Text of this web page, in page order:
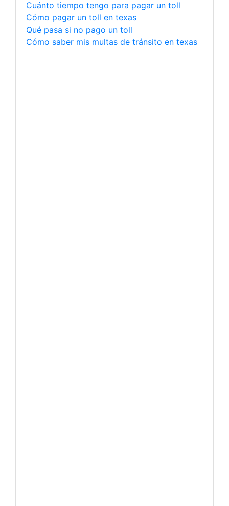
Cuánto tiempo tengo para pagar un toll
Cómo pagar un toll en texas
Qué pasa si no pago un toll
Cómo saber mis multas de tránsito en texas